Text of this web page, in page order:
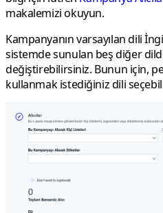
makalemizi okuyun.
Kampanyanın varsayılan dili
sistemde sunulan beş diğer
değiştirebilirsiniz. Bunun için,
kullanmak istediğiniz dili